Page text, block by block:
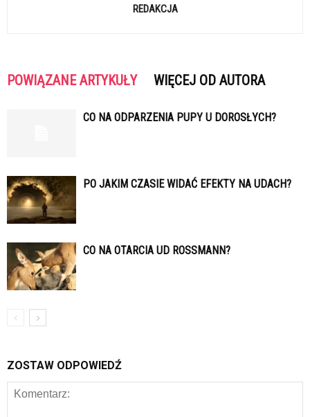
REDAKCJA
POWIĄZANE ARTYKUŁY WIĘCEJ OD AUTORA
CO NA ODPARZENIA PUPY U DOROSŁYCH?
PO JAKIM CZASIE WIDAĆ EFEKTY NA UDACH?
CO NA OTARCIA UD ROSSMANN?
ZOSTAW ODPOWIEDŹ